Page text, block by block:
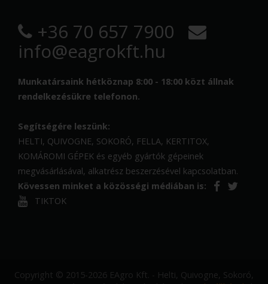
+36 70 657 7900
info@eagrokft.hu
Munkatársaink hétköznap 8:00 - 18:00 közt állnak
rendelkezésükre telefonon.
Segítségére leszünk:
HELTI, QUIVOGNE, SOKORÓ, FELLA, KERTITOX,
KOMÁROMI GÉPEK és egyéb gyártók gépeinek
megvásárlásával, alkatrész beszerzésével kapcsolatban.
Kövessen minket a közösségi médiában is:
TIKTOK
Copyright © 2015-2026 EAgro Kft. - Helti, Quivogne, Sokoró,